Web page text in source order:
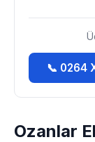
Ozanlar
📞 0264